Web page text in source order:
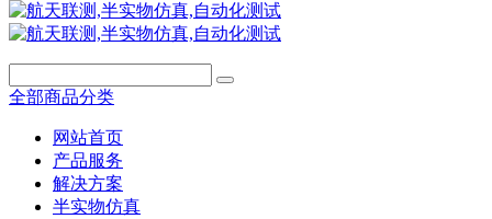
全部商品分类
网站首页
产品服务
解决方案
半实物仿真